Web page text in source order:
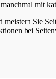
mit
Sie
bei